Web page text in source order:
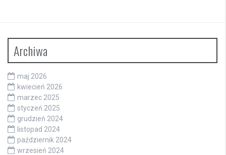
Archiwa
maj 2026
kwiecień 2026
marzec 2025
styczeń 2025
grudzień 2024
listopad 2024
październik 2024
wrzesień 2024